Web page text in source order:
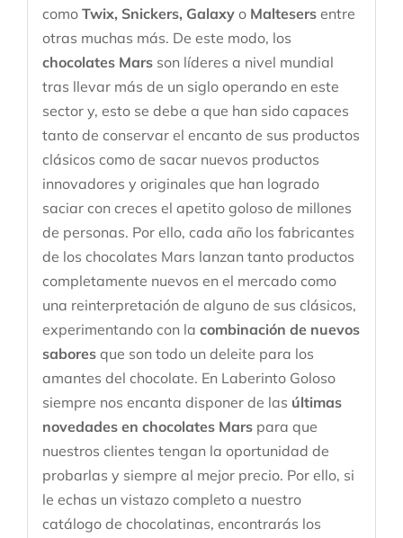
como Twix, Snickers, Galaxy oMaltesersentre
otras muchas más. De este modo, los
chocolates Marsson líderes a nivel mundial
tras llevar más de un siglo operando en este
sector y, esto se debe a que han sido capaces
tanto de conservar el encanto de sus productos
clásicos como de sacar nuevos productos
innovadores y originales que han logrado
saciar con creces el apetito goloso de millones
de personas. Por ello, cada año los fabricantes
de los chocolates Mars lanzan tanto productos
completamente nuevos en el mercado como
una reinterpretación de alguno de sus clásicos,
experimentando con la combinación de nuevos
saboresque son todo un deleite para los
amantes del chocolate. En Laberinto Goloso
siempre nos encanta disponer de las últimas
novedades en chocolates Marspara que
nuestros clientes tengan la oportunidad de
probarlas y siempre al mejor precio. Por ello, si
le echas un vistazo completo a nuestro
catálogo de chocolatinas, encontrarás los